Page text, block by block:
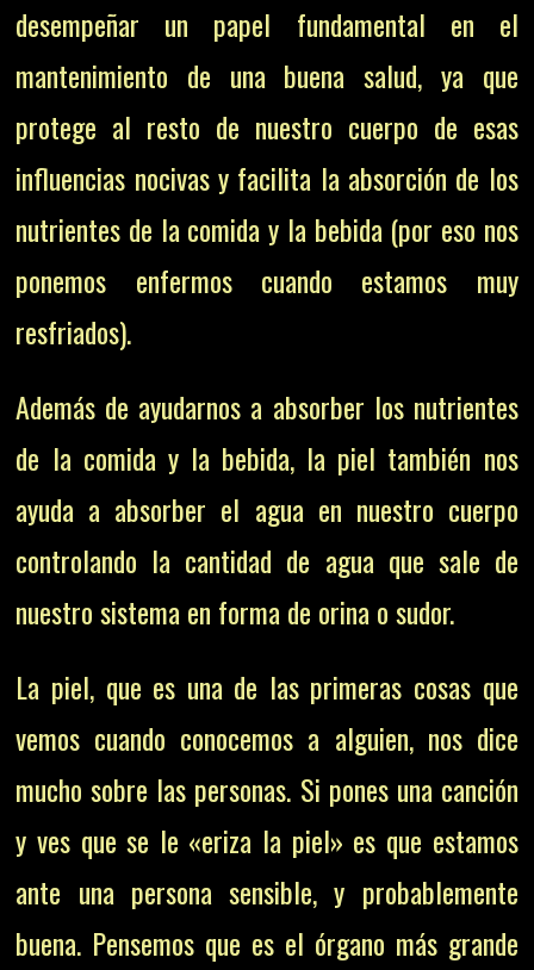
desempeñar un papel fundamental en el
mantenimiento de una buena salud, ya que
protege al resto de nuestro cuerpo de esas
influencias nocivas y facilita la absorción de los
nutrientes de la comida y la bebida (por eso nos
ponemos enfermos cuando estamos muy
resfriados).
Además de ayudarnos a absorber los nutrientes
de la comida y la bebida, la piel también nos
ayuda a absorber el agua en nuestro cuerpo
controlando la cantidad de agua que sale de
nuestro sistema en forma de orina o sudor.
La piel, que es una de las primeras cosas que
vemos cuando conocemos a alguien, nos dice
mucho sobre las personas. Si pones una canción
y ves que se le «eriza la piel» es que estamos
ante una persona sensible, y probablemente
buena. Pensemos que es el órgano más grande